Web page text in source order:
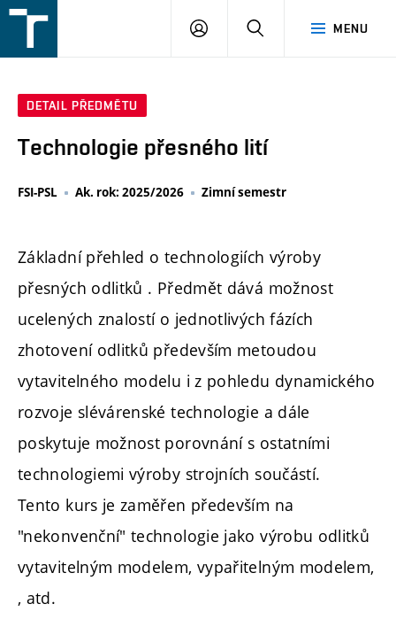
v
MENU
PŘIHLÁŠENÍ
DETAIL PŘEDMĚTU
Technologie přesného lití
FSI-PSL Ak. rok: 2025/2026 Zimní semestr
Základní přehled o technologiích výroby
přesných odlitků . Předmět dává možnost
ucelených znalostí o jednotlivých fázích
zhotovení odlitků především metoudou
vytavitelného modelu i z pohledu dynamického
rozvoje slévárenské technologie a dále
poskytuje možnost porovnání s ostatními
technologiemi výroby strojních součástí.
Tento kurs je zaměřen především na
"nekonvenční" technologie jako výrobu odlitků
vytavitelným modelem, vypařitelným modelem,
, atd.